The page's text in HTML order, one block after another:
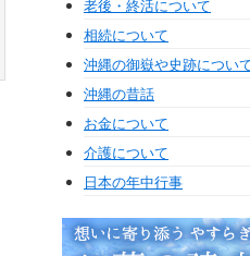
老後・終活について
相続について
沖縄の御嶽や史跡につい
沖縄の昔話
お金について
介護について
日本の年中行事